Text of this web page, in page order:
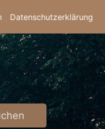
Datenschutzerklärung